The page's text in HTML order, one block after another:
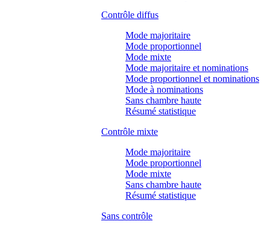
Contrôle diffus
Mode majoritaire
Mode proportionnel
Mode mixte
Mode majoritaire et nominations
Mode proportionnel et nominations
Mode à nominations
Sans chambre haute
Résumé statistique
Contrôle mixte
Mode majoritaire
Mode proportionnel
Mode mixte
Sans chambre haute
Résumé statistique
Sans contrôle